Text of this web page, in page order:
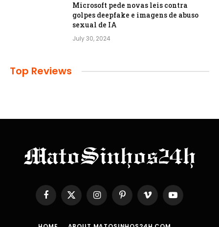
Microsoft pede novas leis contra
golpes deepfake e imagens de abuso
sexual de IA
July 30, 2024
Top Reviews
Facebook
X
(Twitter)
InstagramPinterestVimeo YouTube